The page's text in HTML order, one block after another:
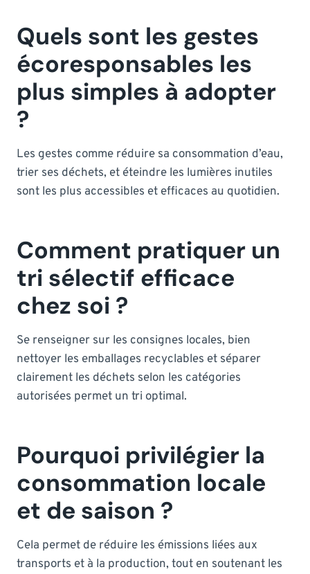
Quels sont les gestes
écoresponsables les
plus simples à adopter
?
Les gestes comme réduire sa consommation d’eau,
trier ses déchets, et éteindre les lumières inutiles
sont les plus accessibles et efficaces au quotidien.
Comment pratiquer un
tri sélectif efficace
chez soi ?
Se renseigner sur les consignes locales, bien
nettoyer les emballages recyclables et séparer
clairement les déchets selon les catégories
autorisées permet un tri optimal.
Pourquoi privilégier la
consommation locale
et de saison ?
Cela permet de réduire les émissions liées aux
transports et à la production, tout en soutenant les